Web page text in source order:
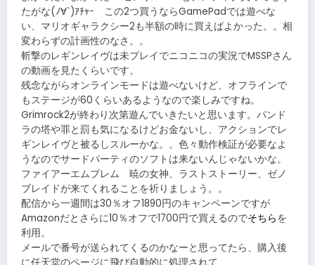
たがな(ﾉ∀`)ｱﾁｬｰ この2つ買うならGamePadでは遊べな
い、マリオギャラクシー2も半額の時に買えばよかった。。相
変わらずの計画性のなさ。。
斬撃のレギンレイヴは未プレイでニコニコの実況でMSSPさん
の動画を見たくらいです。
残念ながらオンラインモードは遊べないけど、オフラインで
もステージが60くらいあるようなので楽しみですね。
Grimrock2が終わり次第遊んでいきたいと思います。パンド
ラの塔や罪と罰も気になるけどお金ないし、アクションでレ
ギンレイヴと被るしスルーかな。。色々動作検証が必要なよ
うなのでサードパーティのソフトは来ないんじゃないかな。
ファイアーエムブレム 暁の女神、ラストストーリー、ゼノ
ブレイドが来てくれることを祈りましょう。。
配信から一週間は30％オフ1890円のキャンペーンですが
Amazonだとさらに10％オフで1700円で買えるのでそちらを
利用。
メールで番号が送られてくるのかなーと思ってたら、購入後